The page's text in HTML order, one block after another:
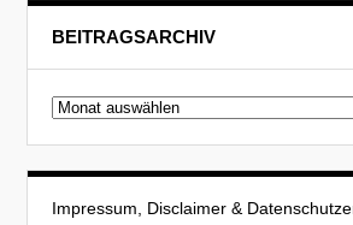
BEITRAGSARCHIV
Beitragsarchiv
Impressum, Disclaimer &